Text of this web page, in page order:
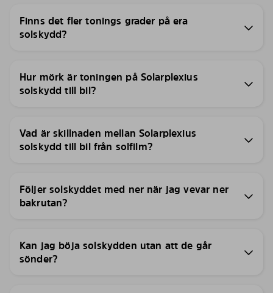
Finns det fler tonings grader på era
solskydd?
Hur mörk är toningen på Solarplexius
solskydd till bil?
Vad är skillnaden mellan Solarplexius
solskydd till bil från solfilm?
Följer solskyddet med ner när jag vevar ner
bakrutan?
Kan jag böja solskydden utan att de går
sönder?